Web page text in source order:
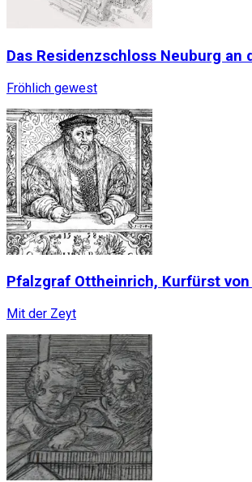
Das Residenzschloss Neuburg an
Fröhlich gewest
Pfalzgraf Ottheinrich, Kurfürst
Mit der Zeyt